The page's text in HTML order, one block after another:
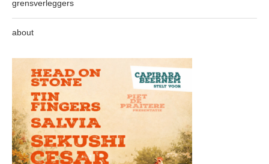
grensverleggers
about